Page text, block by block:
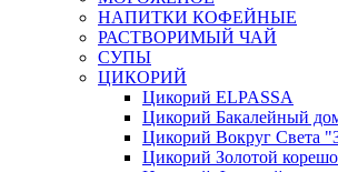
НАПИТКИ КОФЕЙНЫЕ
РАСТВОРИМЫЙ ЧАЙ
СУПЫ
ЦИКОРИЙ
Цикорий ELPASSA
Цикорий Бакалейный
Цикорий Вокруг Света
Цикорий Золотой